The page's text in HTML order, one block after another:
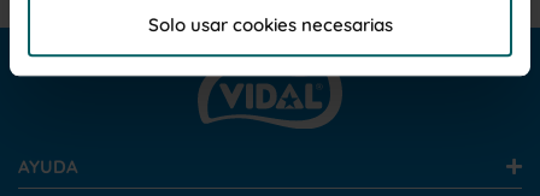
desea admitir todas las cookies de esta Web. Haga
que se instalen, para unainformación más completa
lea la Política de cookies
Solo usar cookies necesarias
AYUDA